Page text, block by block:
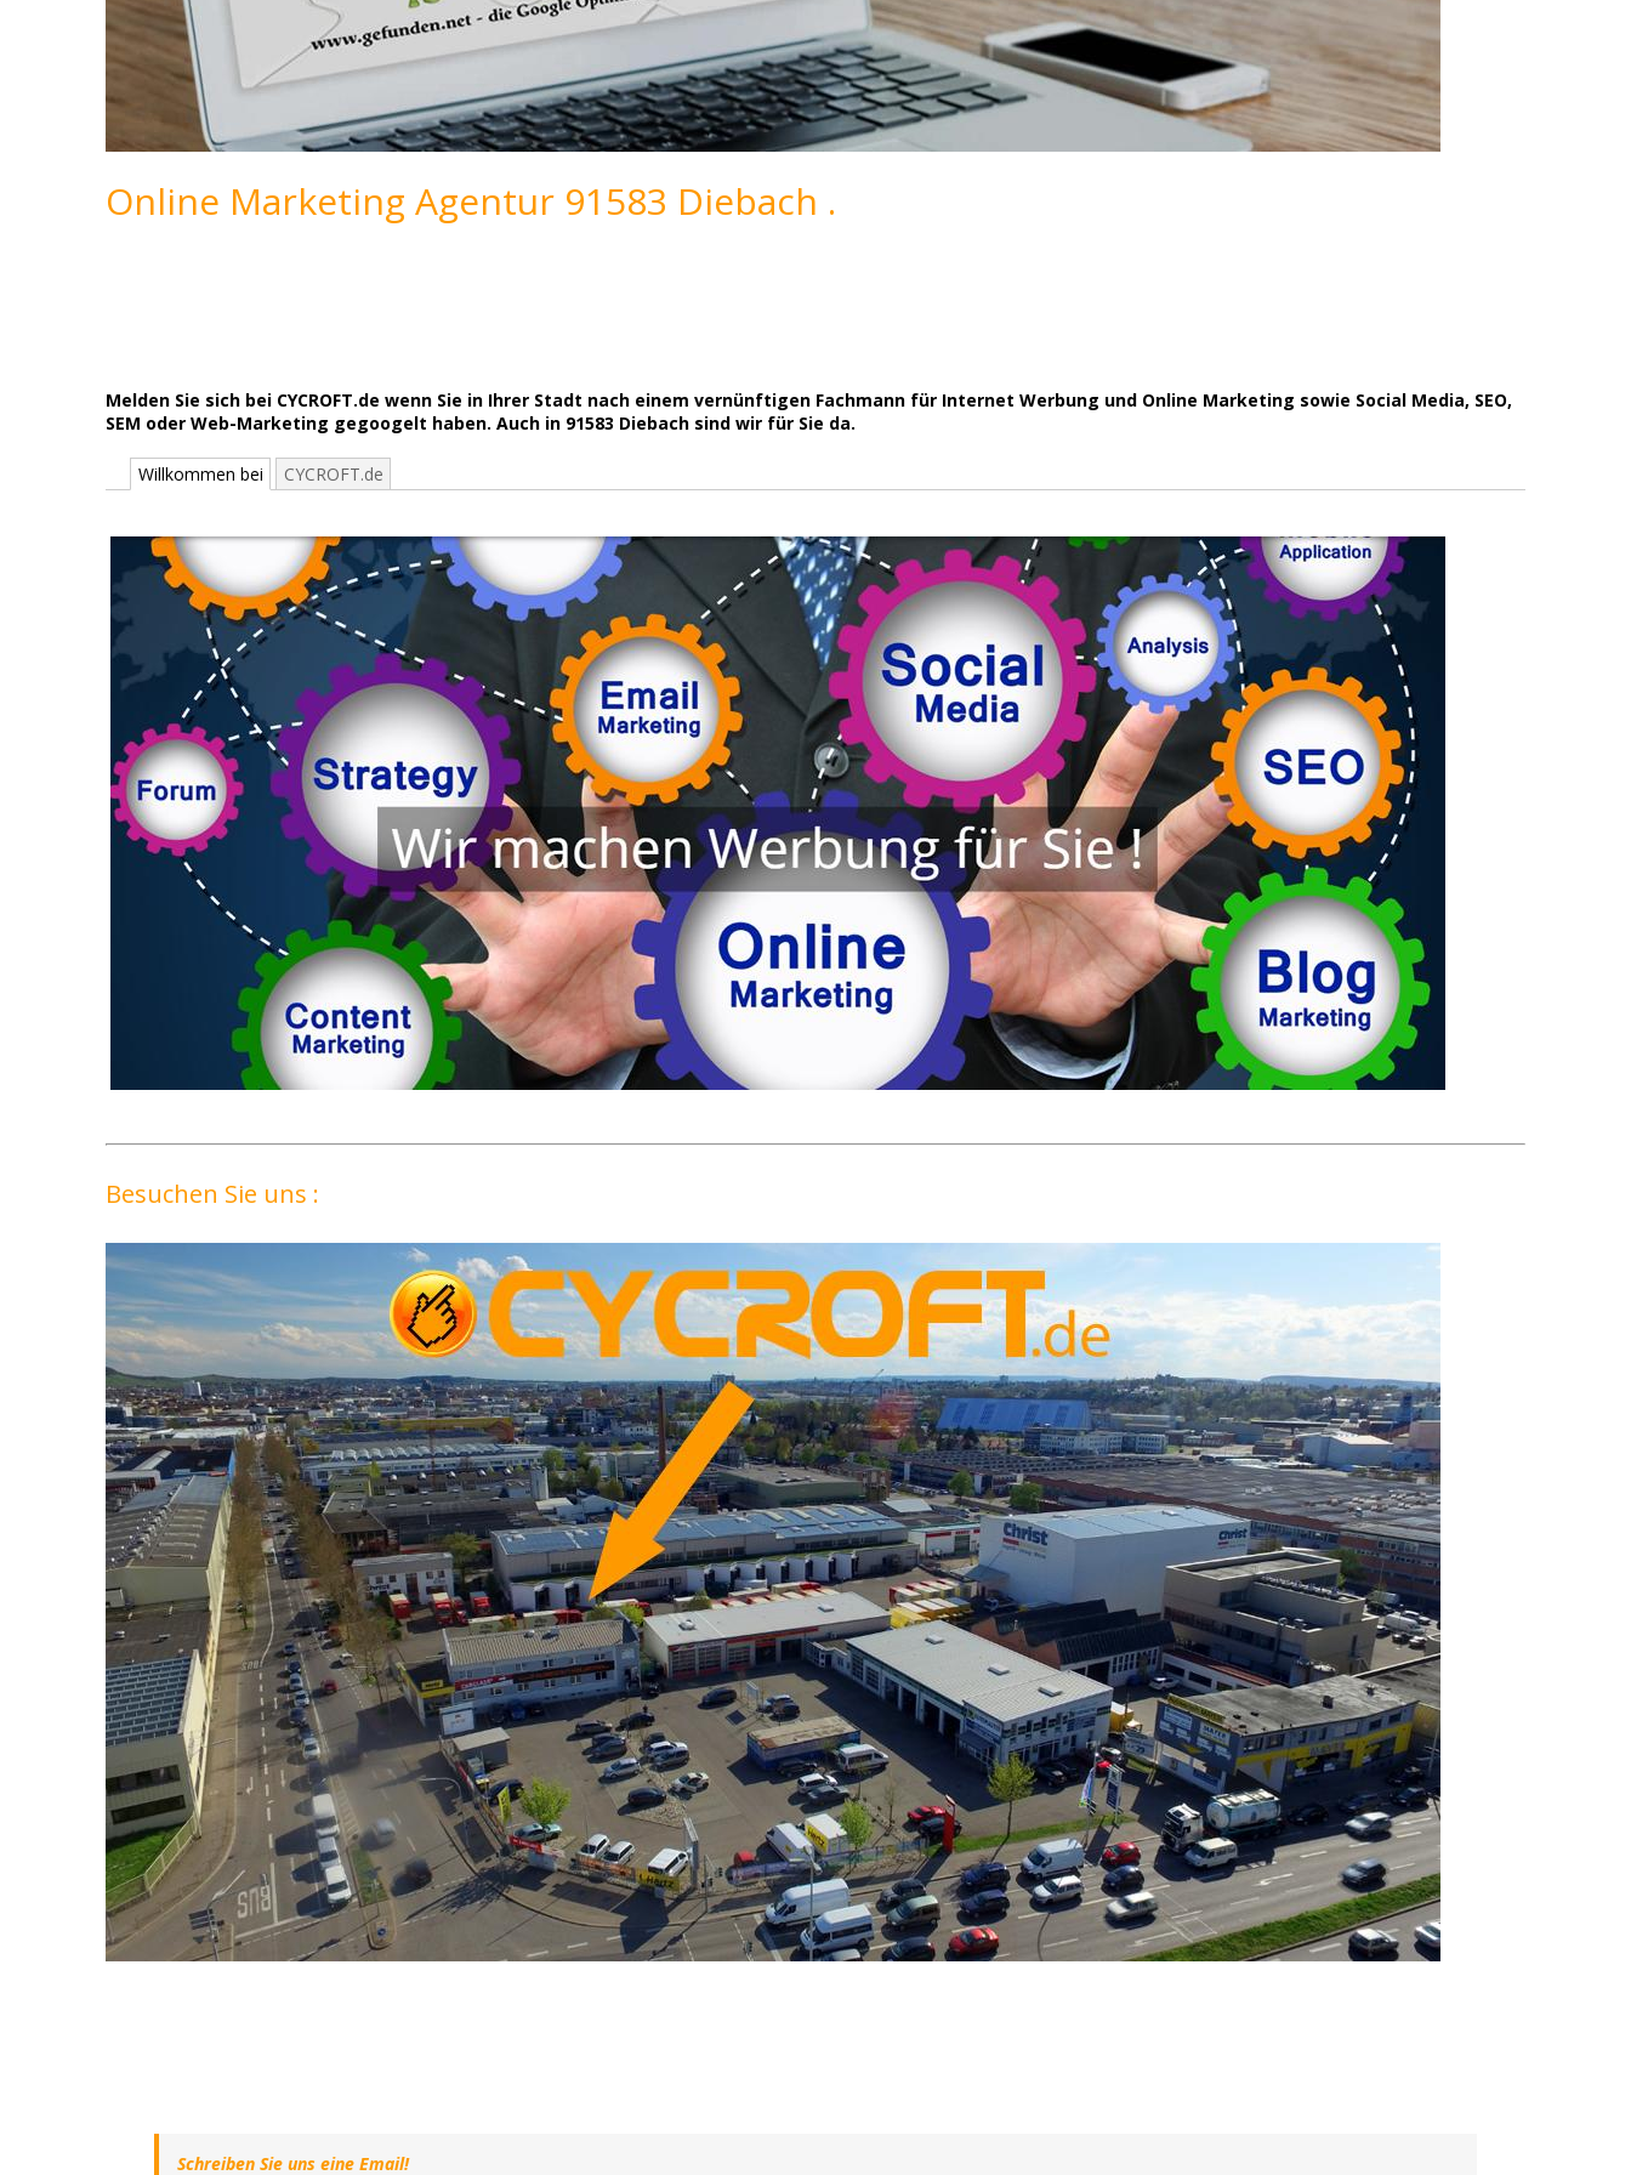
Online Marketing Agentur 91583 Diebach .
Melden Sie sich bei CYCROFT.de wenn Sie in Ihrer Stadt nach einem vernünftigen Fachmann für Internet Werbung und Online Marketing sowie Social Media, SEO,
SEM oder Web-Marketing gegoogelt haben. Auch in 91583 Diebach sind wir für Sie da.
Willkommen bei CYCROFT.de
Besuchen Sie uns :
Schreiben Sie uns eine Email!